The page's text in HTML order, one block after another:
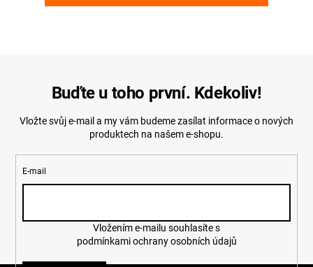
Buďte u toho první. Kdekoliv!
Vložte svůj e-mail a my vám budeme zasílat informace o nových
produktech na našem e-shopu.
E-mail
podmínkami ochrany osobních údajů